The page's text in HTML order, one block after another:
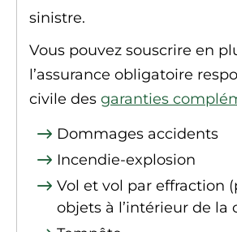
sinistre.
Vous pouvez souscrire en
l’assurance obligatoire
civile des garanties
Dommages accidents
Incendie-explosion
Vol et vol par effraction
objets à l’intérieur de la